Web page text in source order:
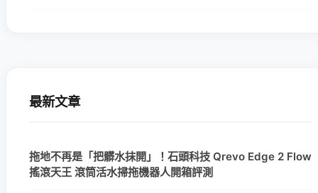
最新文章
拖地不再是「把髒水抹開」！石頭科技 Qrevo Edge 2 Flow
搖滾天王 滾筒活水掃拖機器人開箱評測